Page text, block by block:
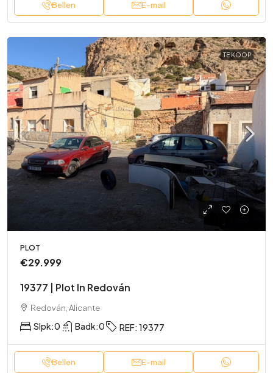
Bellen E-mail
TE KOOP
PLOT
€29.999
19377 | Plot In Redován
Redován, Alicante
Slpk:0 Badk:0 REF: 19377
Bellen E-mail